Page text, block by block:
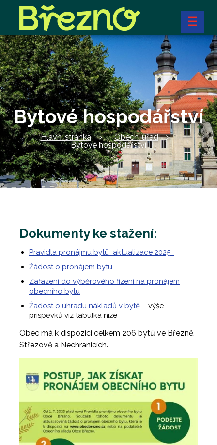
☰
Bytové hospodářství
Hlavní stránka
Obecní úřad
Bytové hospodářství
Dokumenty ke stažení:
Pravidla pronájmu bytů_aktualizace 2025_
Žádost o pronájem bytu
Zařazení do výběrového řízení na pronájem
obecního bytu
Žadost o úhradu nákladů v bytě – výše
příspěvků viz tabulka níže
Obec má k dispozici celkem 206 bytů ve Březně,
Střezově a Nechranicích.